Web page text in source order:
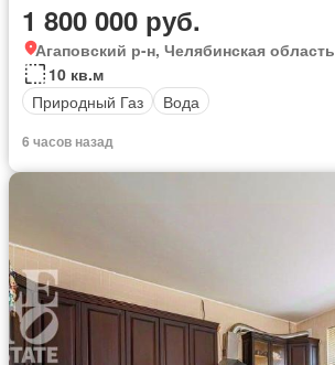
1 800 000 руб.
Агаповский р-н, Челябинская область
10 кв.м
Природный Газ
Вода
6 часов назад